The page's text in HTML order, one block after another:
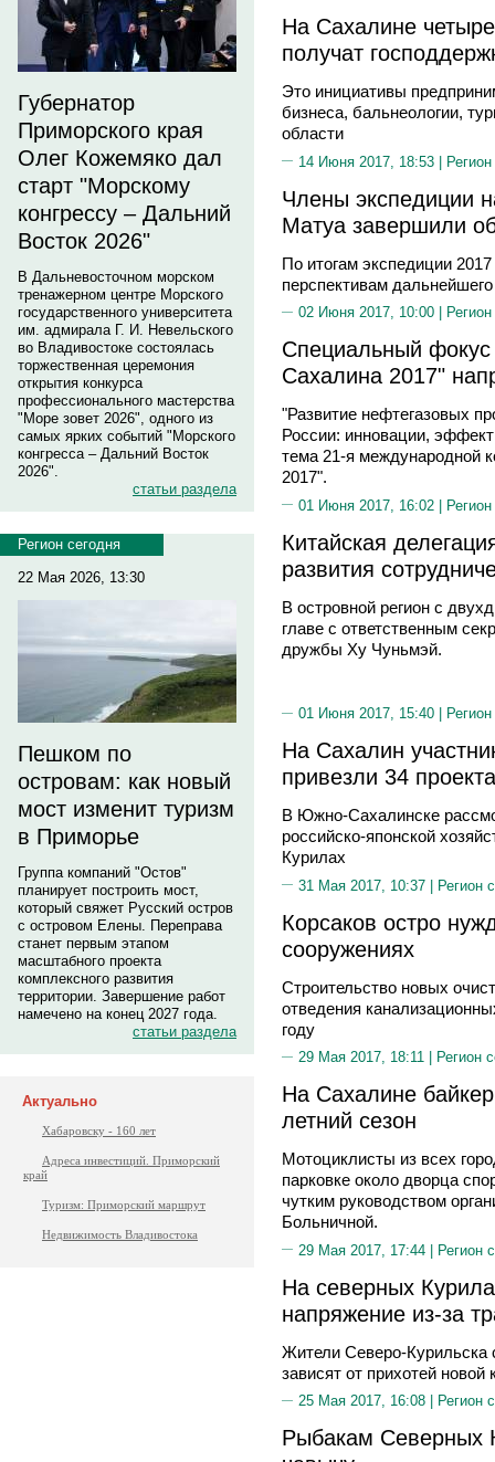
Губернатор
Приморского края
Олег Кожемяко дал
старт "Морскому
конгрессу – Дальний
Восток 2026"
В Дальневосточном морском
тренажерном центре Морского
государственного университета
им. адмирала Г. И. Невельского
во Владивостоке состоялась
торжественная церемония
открытия конкурса
профессионального мастерства
"Море зовет 2026", одного из
самых ярких событий "Морского
конгресса – Дальний Восток
2026".
статьи раздела
Регион сегодня
22 Мая 2026, 13:30
Пешком по
островам: как новый
мост изменит туризм
в Приморье
Группа компаний "Остов"
планирует построить мост,
который свяжет Русский остров
с островом Елены. Переправа
станет первым этапом
масштабного проекта
комплексного развития
территории. Завершение работ
намечено на конец 2027 года.
статьи раздела
Актуально
Хабаровску - 160 лет
Адреса инвестиций. Приморский
край
Туризм: Приморский маршрут
Недвижимость Владивостока
На Сахалине
получат
Это инициативы
бизнеса, бальнеологии,
области
14 Июня 2017, 18:53 |
Члены экспедиции
Матуа завершили
По итогам экспедиции
перспективам
02 Июня 2017, 10:00 |
Специальный
Сахалина 2017"
"Развитие нефтегазовых
России: инновации,
тема 21-я международной
2017".
01 Июня 2017, 16:02 |
Китайская
развития
В островной регион с
главе с ответственным
дружбы Ху Чуньмэй.
01 Июня 2017, 15:40 |
На Сахалин
привезли 34
В Южно-Сахалинске
российско-японской
Курилах
31 Мая 2017, 10:37 | Регион
Корсаков остро
сооружениях
Строительство новых
отведения
году
29 Мая 2017, 18:11 | Регион
На Сахалине
летний сезон
Мотоциклисты из всех
парковке около дворца
чутким руководством
Больничной.
29 Мая 2017, 17:44 | Регион
На северных
напряжение из-за
Жители Северо-Курильска
зависят от прихотей новой
25 Мая 2017, 16:08 | Регион
Рыбакам Северных